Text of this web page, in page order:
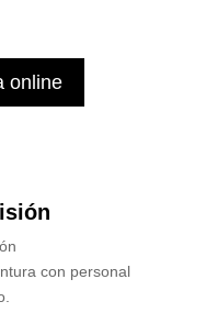
online
con personal